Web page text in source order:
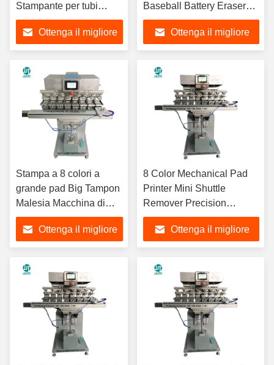
Stampante per tubi
medici Abbigliamento T-
shirt T-shirt T-shirt matita
tessuto Cubo
Ottenga il migliore
Baseball Battery Eraser
Pad Stampa Macchina Per
Mixer Grinder Earphone
Ottenga il migliore
Stampa a 8 colori a
grande pad Big Tampon
Malesia Macchina di
stampa digitale a grande
pad per etichette meno
etichette Pen Shades
Wine Glass
Ottenga il migliore
8 Color Mechanical Pad
Printer Mini Shuttle
Remover Precision
Economic Pad Printing
Machine per giocattoli,
palloncini e orologi
Ottenga il migliore